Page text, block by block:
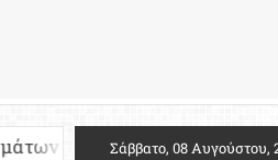
2027: Τι αλλάζει
Σάββατο, 08 Αυγούστου,